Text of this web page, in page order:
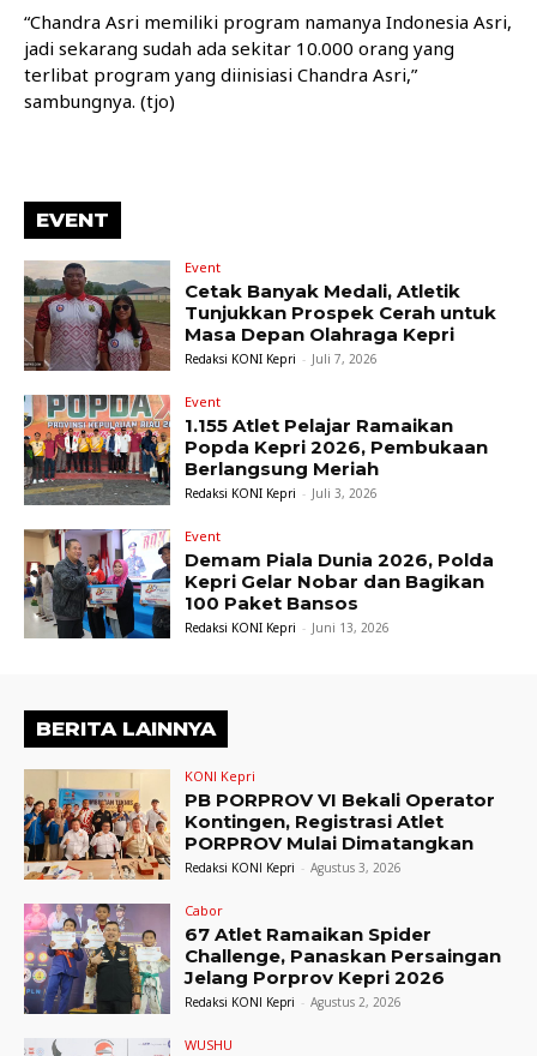
“Chandra Asri memiliki program namanya Indonesia Asri,
jadi sekarang sudah ada sekitar 10.000 orang yang
terlibat program yang diinisiasi Chandra Asri,”
sambungnya. (tjo)
EVENT
Event
Cetak Banyak Medali, Atletik
Tunjukkan Prospek Cerah untuk
Masa Depan Olahraga Kepri
Redaksi KONI Kepri - Juli 7, 2026
Event
1.155 Atlet Pelajar Ramaikan
Popda Kepri 2026, Pembukaan
Berlangsung Meriah
Redaksi KONI Kepri - Juli 3, 2026
Event
Demam Piala Dunia 2026, Polda
Kepri Gelar Nobar dan Bagikan
100 Paket Bansos
Redaksi KONI Kepri - Juni 13, 2026
BERITA LAINNYA
KONI Kepri
PB PORPROV VI Bekali Operator
Kontingen, Registrasi Atlet
PORPROV Mulai Dimatangkan
Redaksi KONI Kepri - Agustus 3, 2026
Cabor
67 Atlet Ramaikan Spider
Challenge, Panaskan Persaingan
Jelang Porprov Kepri 2026
Redaksi KONI Kepri - Agustus 2, 2026
WUSHU